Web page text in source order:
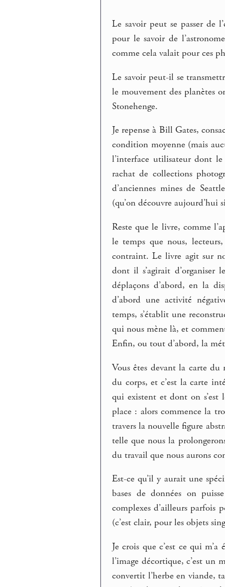
Le savoir peut se passer de
pour le savoir de
comme cela valait pour ces
Le savoir peut-il se
le mouvement des planètes
Stonehenge.
Je repense à Bill Gates,
condition moyenne (mais
l’interface utilisateur dont
rachat de collections
d’anciennes mines de
(qu’on découvre aujourd’hui
Reste que le livre, comme
le temps que nous,
contraint. Le livre agit sur
dont il s’agirait
déplaçons d’abord, en la
d’abord une activité
temps, s’établit une
qui nous mène là, et
Enfin, ou tout d’abord, la
Vous êtes devant la carte
du corps, et c’est la carte
qui existent et dont on s’est
place : alors commence la
travers la nouvelle figure
telle que nous la
du travail que nous aurons
Est-ce qu’il y aurait une
bases de données on
complexes d’ailleurs parfois
(c’est clair, pour les objets
Je crois que c’est ce qui
l’image décortique, c’est un
convertit l’herbe en viande,